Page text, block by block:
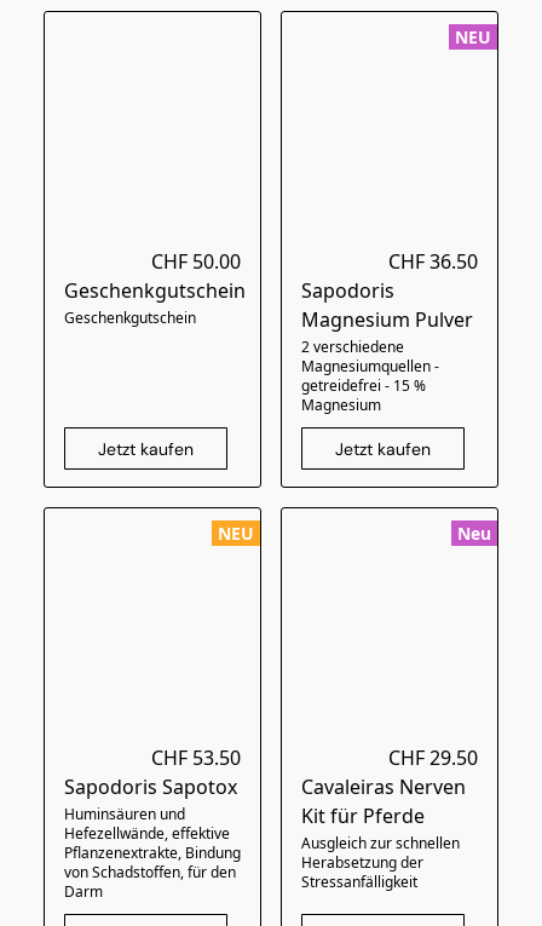
CHF 50.00
Geschenkgutschein
Geschenkgutschein
Jetzt kaufen
NEU
CHF 36.50
Sapodoris
Magnesium Pulver
2 verschiedene
Magnesiumquellen -
getreidefrei - 15 %
Magnesium
Jetzt kaufen
NEU
CHF 53.50
Sapodoris Sapotox
Huminsäuren und
Hefezellwände, effektive
Pflanzenextrakte, Bindung
von Schadstoffen, für den
Darm
Neu
CHF 29.50
Cavaleiras Nerven
Kit für Pferde
Ausgleich zur schnellen
Herabsetzung der
Stressanfälligkeit